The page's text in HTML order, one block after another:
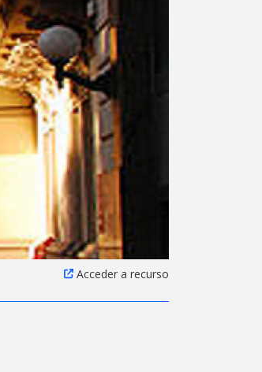
Acceder a recurso